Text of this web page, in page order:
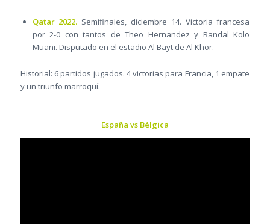
Qatar 2022. Semifinales, diciembre 14. Victoria francesa
por 2-0 con tantos de Theo Hernandez y Randal Kolo
Muani. Disputado en el estadio Al Bayt de Al Khor.
Historial: 6 partidos jugados. 4 victorias para Francia, 1 empate
y un triunfo marroquí.
España vs Bélgica